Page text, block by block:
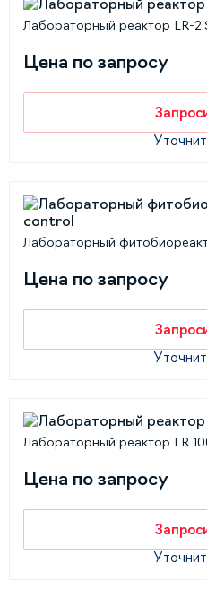
Лабораторный реактор LR-
Цена по запросу
Лабораторный
Цена по запросу
Лабораторный реактор LR
Цена по запросу